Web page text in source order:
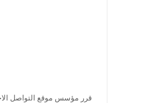
قرر مؤسس موقع التواصل